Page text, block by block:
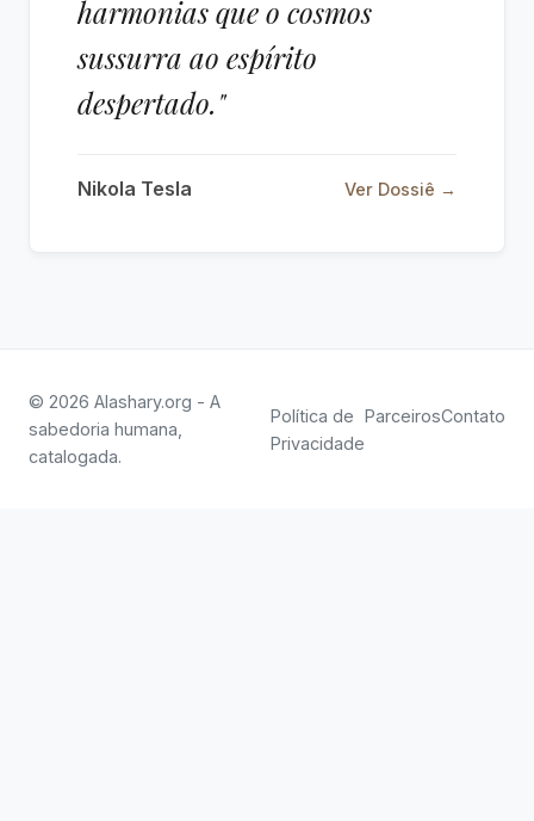
harmonias que o cosmos
sussurra ao espírito
despertado."
Nikola Tesla Ver Dossiê →
© 2026 Alashary.org - A
sabedoria humana,
catalogada.
Política de
Privacidade
ParceirosContato